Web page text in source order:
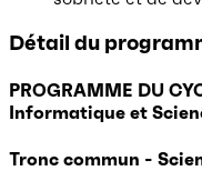
Détail du
PROGRAMME DU
Informatique et
Tronc commun -